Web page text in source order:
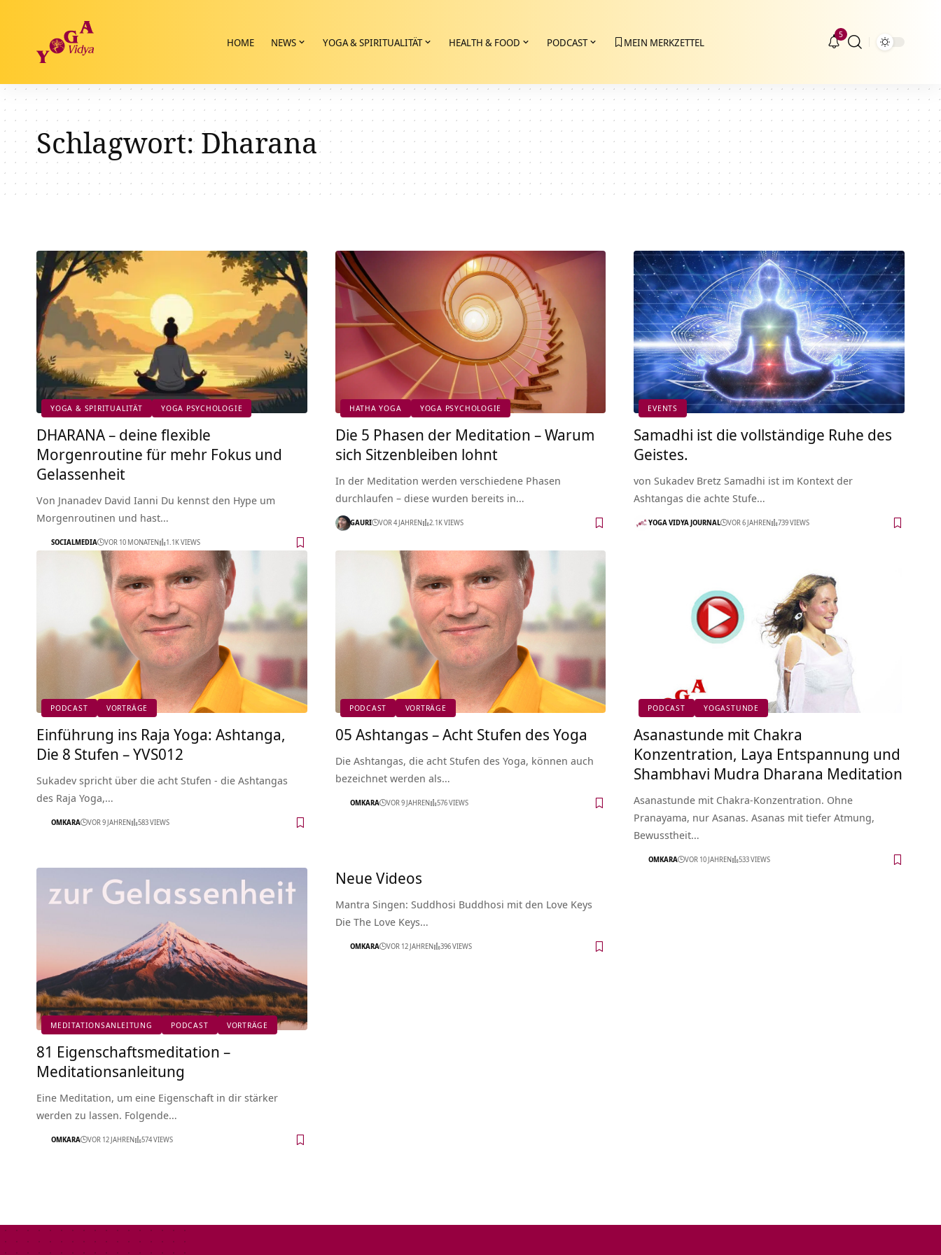
HOME NEWS YOGA & SPIRITUALITÄT HEALTH & FOOD PODCAST MEIN MERKZETTEL
5
Schlagwort:Dharana
YOGA & SPIRITUALITÄT YOGA PSYCHOLOGIE
DHARANA – deine flexible
Morgenroutine für mehr Fokus und
Gelassenheit
Von Jnanadev David Ianni Du kennst den Hype um
Morgenroutinen und hast…
SOCIALMEDIA VOR 10 MONATEN 1.1K VIEWS
HATHA YOGA YOGA PSYCHOLOGIE
Die 5 Phasen der Meditation – Warum
sich Sitzenbleiben lohnt
In der Meditation werden verschiedene Phasen
durchlaufen – diese wurden bereits in…
GAURI VOR 4 JAHREN 2.1K VIEWS
EVENTS
Samadhi ist die vollständige Ruhe des
Geistes.
von Sukadev Bretz Samadhi ist im Kontext der
Ashtangas die achte Stufe…
YOGA VIDYA JOURNAL VOR 6 JAHREN 739 VIEWS
PODCAST VORTRÄGE
Einführung ins Raja Yoga: Ashtanga,
Die 8 Stufen – YVS012
Sukadev spricht über die acht Stufen - die Ashtangas
des Raja Yoga,…
OMKARA VOR 9 JAHREN 583 VIEWS
PODCAST VORTRÄGE
05 Ashtangas – Acht Stufen des Yoga
Die Ashtangas, die acht Stufen des Yoga, können auch
bezeichnet werden als…
OMKARA VOR 9 JAHREN 576 VIEWS
PODCAST YOGASTUNDE
Asanastunde mit Chakra
Konzentration, Laya Entspannung und
Shambhavi Mudra Dharana Meditation
Asanastunde mit Chakra-Konzentration. Ohne
Pranayama, nur Asanas. Asanas mit tiefer Atmung,
Bewusstheit…
OMKARA VOR 10 JAHREN 533 VIEWS
MEDITATIONSANLEITUNG PODCAST VORTRÄGE
81 Eigenschaftsmeditation –
Meditationsanleitung
Eine Meditation, um eine Eigenschaft in dir stärker
werden zu lassen. Folgende…
OMKARA VOR 12 JAHREN 574 VIEWS
Neue Videos
Mantra Singen: Suddhosi Buddhosi mit den Love Keys
Die The Love Keys…
OMKARA VOR 12 JAHREN 396 VIEWS